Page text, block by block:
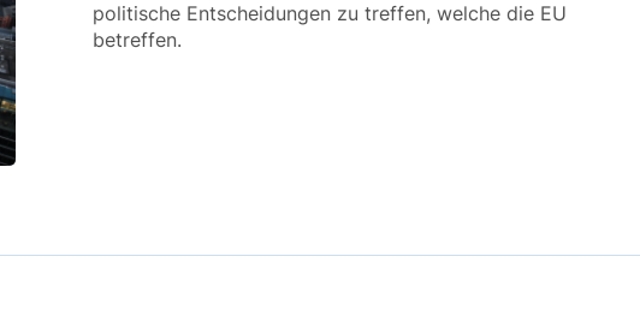
politische Entscheidungen zu treffen, welche die EU
betreffen.